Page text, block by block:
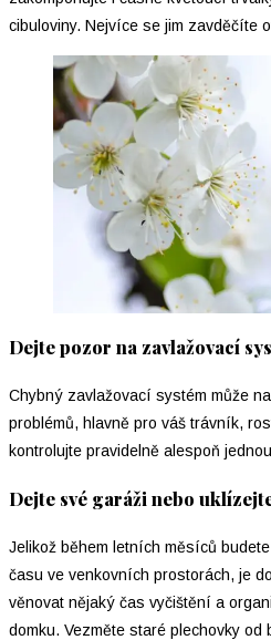
cibuloviny. Nejvíce se jim zavděčíte
Dejte pozor na zavlažovací
Chybný zavlažovací systém může
problémů, hlavně pro váš trávník,
kontrolujte pravidelně alespoň
Dejte své garáži nebo
Jelikož během letních měsíců
času ve venkovních prostorách, je
věnovat nějaký čas vyčištění a
domku. Vezměte staré plechovky od